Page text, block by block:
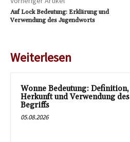
Auf Lock Bedeutung: Erklärung und
Verwendung des Jugendworts
Weiterlesen
Wonne Bedeutung: Definition,
Herkunft und Verwendung des
Begriffs
05.08.2026